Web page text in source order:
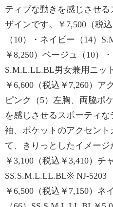
ティブな動きを感じさせ
ザインです。￥7,500（税
（10）・ネイビー（14）
￥8,250）ベージュ（10）
S.M.L.LL.BL男女兼用ニッ
￥6,600（税込￥7,260）ア
ピンク（5）左胸、両脇ポ
を感じさせるスポーティな
袖、ポケットのアクセン
て、きりっとしたイメージ
￥3,100（税込￥3,410）チ
SS.S.M.L.LL.BL※ NJ-
￥6,500（税込￥7,150）ネ